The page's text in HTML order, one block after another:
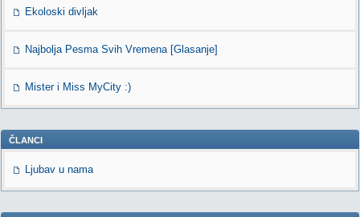
Ekoloski divljak
Najbolja Pesma Svih Vremena [Glasanje]
Mister i Miss MyCity :)
ČLANCI
Ljubav u nama